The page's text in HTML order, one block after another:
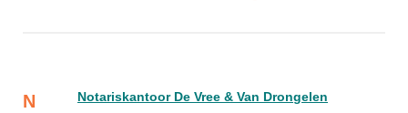
N Notariskantoor De Vree & Van Drongelen